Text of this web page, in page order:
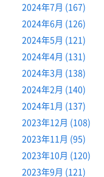
2024年7月 (167)
2024年6月 (126)
2024年5月 (121)
2024年4月 (131)
2024年3月 (138)
2024年2月 (140)
2024年1月 (137)
2023年12月 (108)
2023年11月 (95)
2023年10月 (120)
2023年9月 (121)